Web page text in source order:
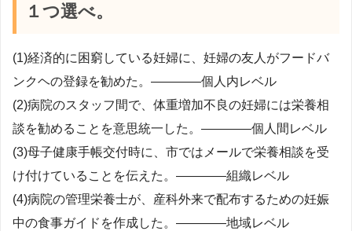
１つ選べ。
(1)経済的に困窮している妊婦に、妊婦の友人がフードバ
ンクヘの登録を勧めた。――――個人内レベル
(2)病院のスタッフ間で、体重増加不良の妊婦には栄養相
談を勧めることを意思統一した。――――個人間レベル
(3)母子健康手帳交付時に、市ではメールで栄養相談を受
け付けていることを伝えた。――――組織レベル
(4)病院の管理栄養士が、産科外来で配布するための妊娠
中の食事ガイドを作成した。――――地域レベル